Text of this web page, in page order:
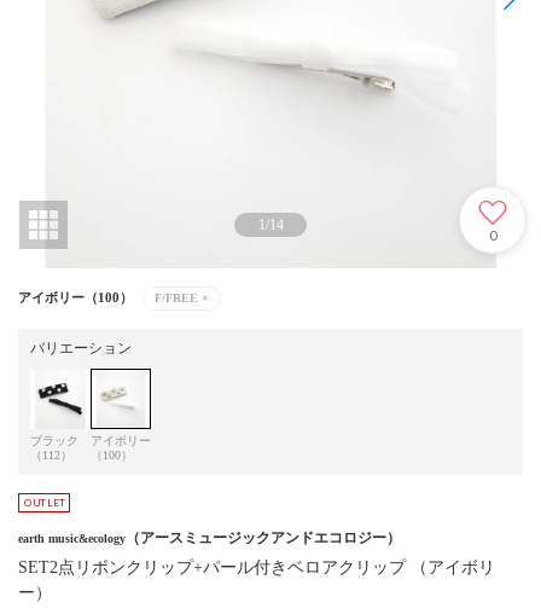
1/14
0
アイボリー（100） F/FREE ×
バリエーション
ブラック
（112）
アイボリー
（100）
earth music&ecology （アースミュージックアンドエコロジー）
SET2点リボンクリップ+パール付きベロアクリップ （アイボリ
ー）